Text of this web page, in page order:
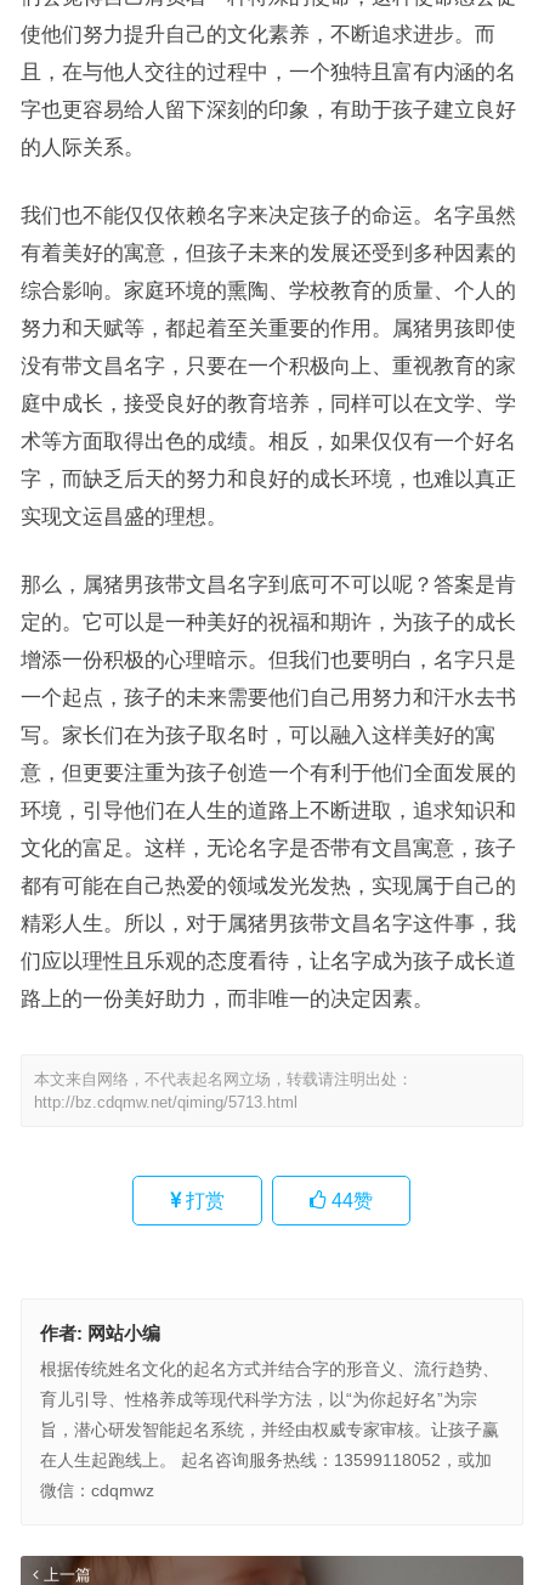
使他们努力提升自己的文化素养，不断追求进步。而
且，在与他人交往的过程中，一个独特且富有内涵的名
字也更容易给人留下深刻的印象，有助于孩子建立良好
的人际关系。
我们也不能仅仅依赖名字来决定孩子的命运。名字虽然
有着美好的寓意，但孩子未来的发展还受到多种因素的
综合影响。家庭环境的熏陶、学校教育的质量、个人的
努力和天赋等，都起着至关重要的作用。属猪男孩即使
没有带文昌名字，只要在一个积极向上、重视教育的家
庭中成长，接受良好的教育培养，同样可以在文学、学
术等方面取得出色的成绩。相反，如果仅仅有一个好名
字，而缺乏后天的努力和良好的成长环境，也难以真正
实现文运昌盛的理想。
那么，属猪男孩带文昌名字到底可不可以呢？答案是肯
定的。它可以是一种美好的祝福和期许，为孩子的成长
增添一份积极的心理暗示。但我们也要明白，名字只是
一个起点，孩子的未来需要他们自己用努力和汗水去书
写。家长们在为孩子取名时，可以融入这样美好的寓
意，但更要注重为孩子创造一个有利于他们全面发展的
环境，引导他们在人生的道路上不断进取，追求知识和
文化的富足。这样，无论名字是否带有文昌寓意，孩子
都有可能在自己热爱的领域发光发热，实现属于自己的
精彩人生。所以，对于属猪男孩带文昌名字这件事，我
们应以理性且乐观的态度看待，让名字成为孩子成长道
路上的一份美好助力，而非唯一的决定因素。
本文来自网络，不代表起名网立场，转载请注明出处：
http://bz.cdqmw.net/qiming/5713.html
打赏 44赞
作者: 网站小编
根据传统姓名文化的起名方式并结合字的形音义、流行趋势、
育儿引导、性格养成等现代科学方法，以“为你起好名”为宗
旨，潜心研发智能起名系统，并经由权威专家审核。让孩子赢
在人生起跑线上。 起名咨询服务热线：13599118052，或加
微信：cdqmwz
上一篇